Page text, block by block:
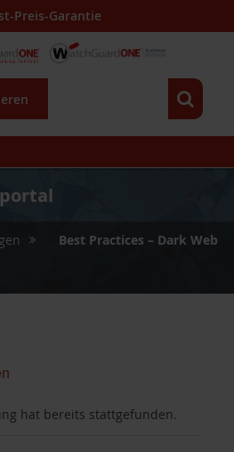
Preis-Garantie
Best Practices – Dark Web
hat bereits stattgefunden.